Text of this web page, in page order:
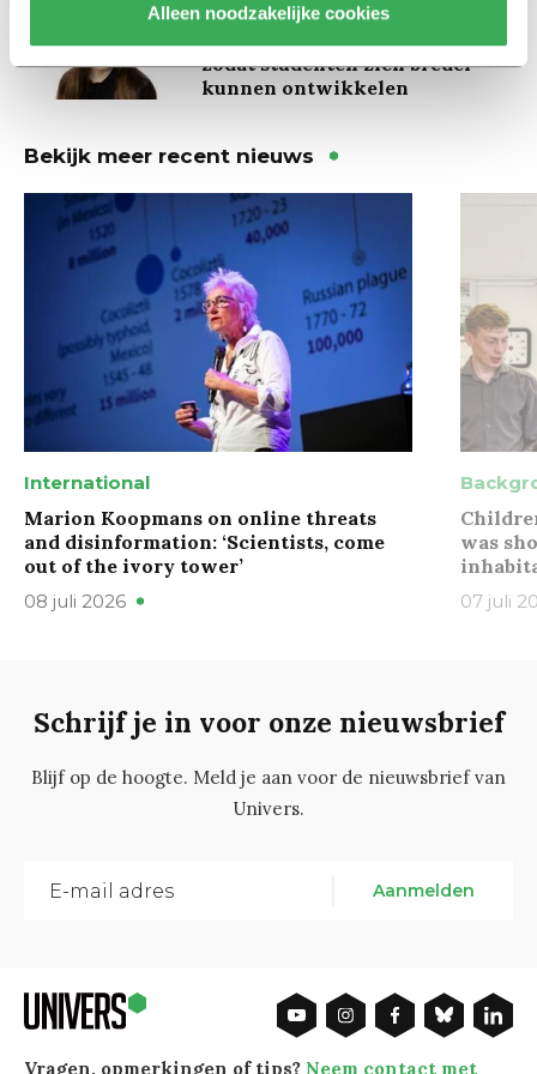
Alleen noodzakelijke cookies
Column
zodat studenten zich breder
kunnen ontwikkelen
Bekijk meer recent nieuws
International
Marion Koopmans on online threats
and disinformation: ‘Scientists, come
out of the ivory tower’
08 juli 2026
was
07 juli
Schrijf je in voor onze nieuwsbrief
Blijf op de hoogte. Meld je aan voor de nieuwsbrief van
Univers.
Aanmelden
Vragen, opmerkingen of tips? Neem contact met